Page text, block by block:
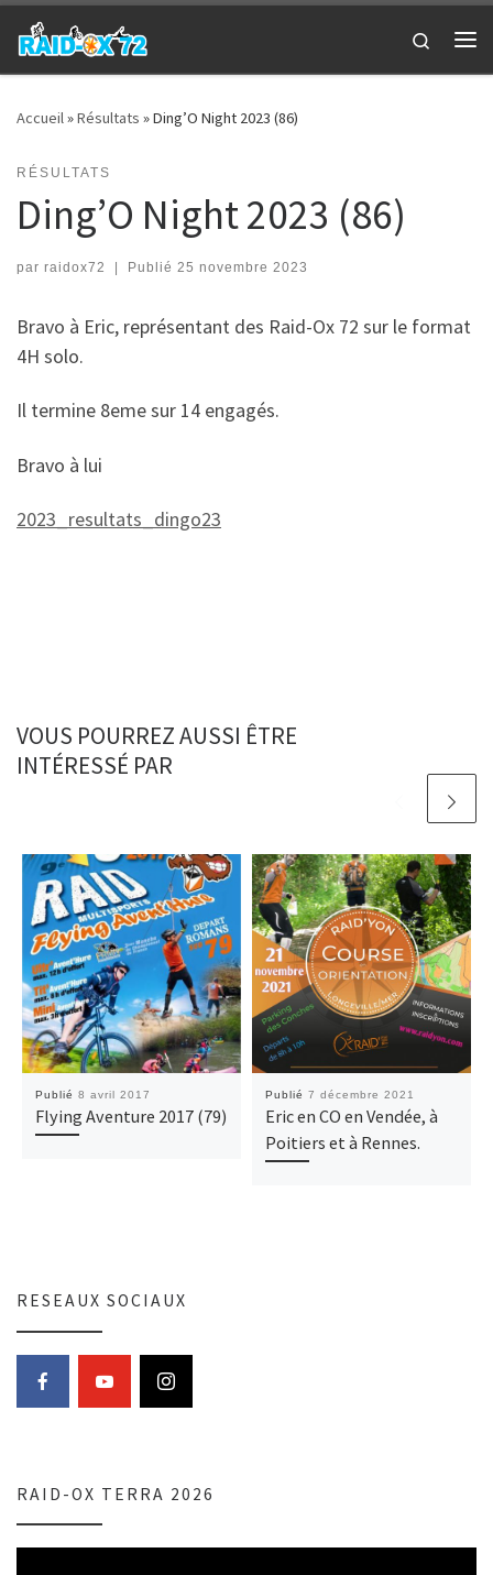
Passer au contenu
Search
Accueil»Résultats »Ding’O Night 2023 (86)
RÉSULTATS
Ding’O Night 2023 (86)
par raidox72 | Publié 25 novembre 2023
Bravo à Eric, représentant des Raid-Ox 72 sur le format
4H solo.
Il termine 8eme sur 14 engagés.
Bravo à lui
2023_resultats_dingo23
VOUS POURREZ AUSSI ÊTRE
INTÉRESSÉ PAR
Publié 8 avril 2017
Flying Aventure 2017 (79)
Publié 7 décembre 2021
Eric en CO en Vendée, à
Poitiers et à Rennes.
RESEAUX SOCIAUX
RAID-OX TERRA 2026